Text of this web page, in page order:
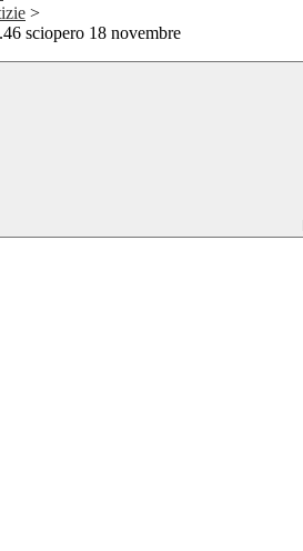
>
sciopero 18 novembre